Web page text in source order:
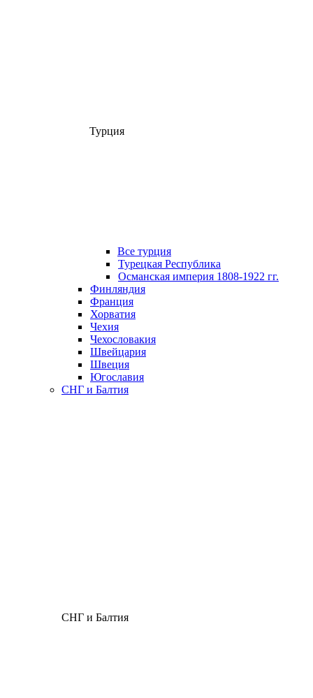
Турция
Все турция
Турецкая Республика
Османская империя 1808-1922 гг.
Финляндия
Франция
Хорватия
Чехия
Чехословакия
Швейцария
Швеция
Югославия
СНГ и Балтия
СНГ и Балтия